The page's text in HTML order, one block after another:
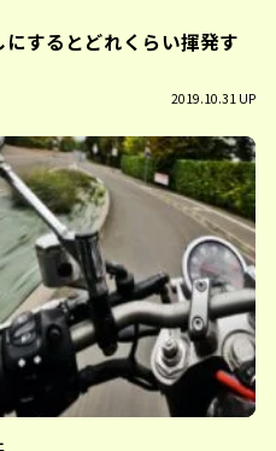
するとどれくらい揮発す
2019.10.31 UP